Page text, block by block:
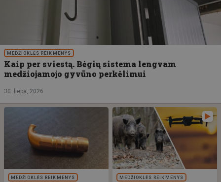
MEDŽIOKLĖS REIKMENYS
Kaip per sviestą. Bėgių sistema lengvam
medžiojamojo gyvūno perkėlimui
30. liepa, 2026
MEDŽIOKLĖS REIKMENYS MEDŽIOKLĖS REIKMENYS